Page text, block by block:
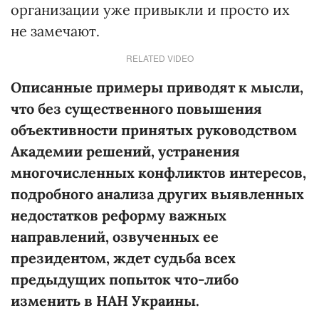
организации уже привыкли и просто их
не замечают.
RELATED VIDEO
Описанные примеры приводят к мысли,
что без существенного повышения
объективности принятых руководством
Академии решений, устранения
многочисленных конфликтов интересов,
подробного анализа других выявленных
недостатков реформу важных
направлений, озвученных ее
президентом, ждет судьба всех
предыдущих попыток что-либо
изменить в НАН Украины.